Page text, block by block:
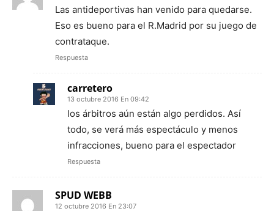
Las antideportivas han venido para quedarse.
Eso es bueno para el R.Madrid por su juego de
contrataque.
Respuesta
carretero
13 octubre 2016 En 09:42
los árbitros aún están algo perdidos. Así
todo, se verá más espectáculo y menos
infracciones, bueno para el espectador
Respuesta
SPUD WEBB
12 octubre 2016 En 23:07